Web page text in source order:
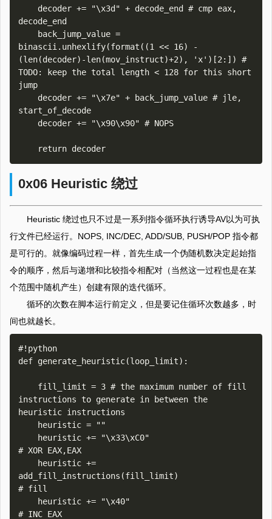
decode_end
binascii.unhexlify(format((1 << 16) -
(len(decoder)-len(mov_instruct)+2), 'x')[2:]) #
TODO: keep the total length < 128 for this short
jump
start_of_decode
0x06 Heuristic 绕过
Heuristic 绕过也只不过是一系列指令循环执行诱导AV以为可执
行文件已经运行。NOPS, INC/DEC, ADD/SUB, PUSH/POP 指令都
是可行的。就像编码过程一样，首先生成一个伪随机数决定起始指
令的顺序，然后与递增和比较指令相配对（当然这一过程也是在某
个范围中随机产生）创建有限的迭代循环。
循环的次数在脚本运行前定义，但是要记住循环次数越多，时
间也就越长。
#!python
def generate_heuristic(loop_limit):
instructions to generate in between the
heuristic instructions
# XOR EAX,EAX
add_fill_instructions(fill_limit)
# fill
# INC EAX